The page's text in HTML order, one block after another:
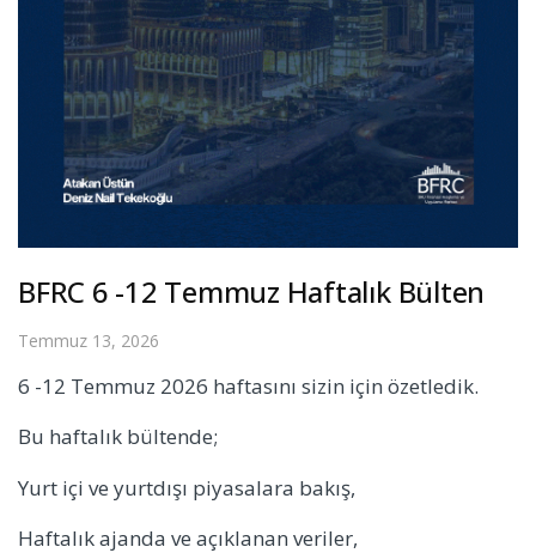
BFRC 6 -12 Temmuz Haftalık Bülten
Temmuz 13, 2026
6 -12 Temmuz 2026 haftasını sizin için özetledik.
Bu haftalık bültende;
Yurt içi ve yurtdışı piyasalara bakış,
Haftalık ajanda ve açıklanan veriler,